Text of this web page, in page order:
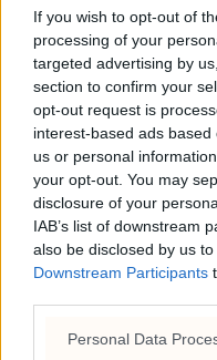
If you wish to opt-out of
processing of your
targeted advertising by
section to confirm your
opt-out request is
interest-based ads
us or personal
your opt-out. You may
disclosure of your
IAB’s list of downstream
also be disclosed by us
Downstream Participants
Personal Data
Børs?
28. juli 2026
ANNONSE